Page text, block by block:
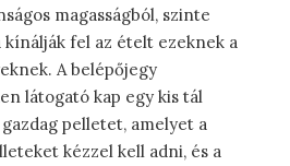
magasságból, szinte
kínálják fel az ételt ezeknek a
A belépőjegy
látogató kap egy kis tál
pelletet, amelyet a
kézzel kell adni, és a